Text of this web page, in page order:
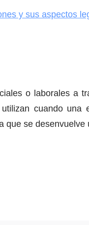
y sus aspectos
o laborales a
cuando una
que se desenvuelve